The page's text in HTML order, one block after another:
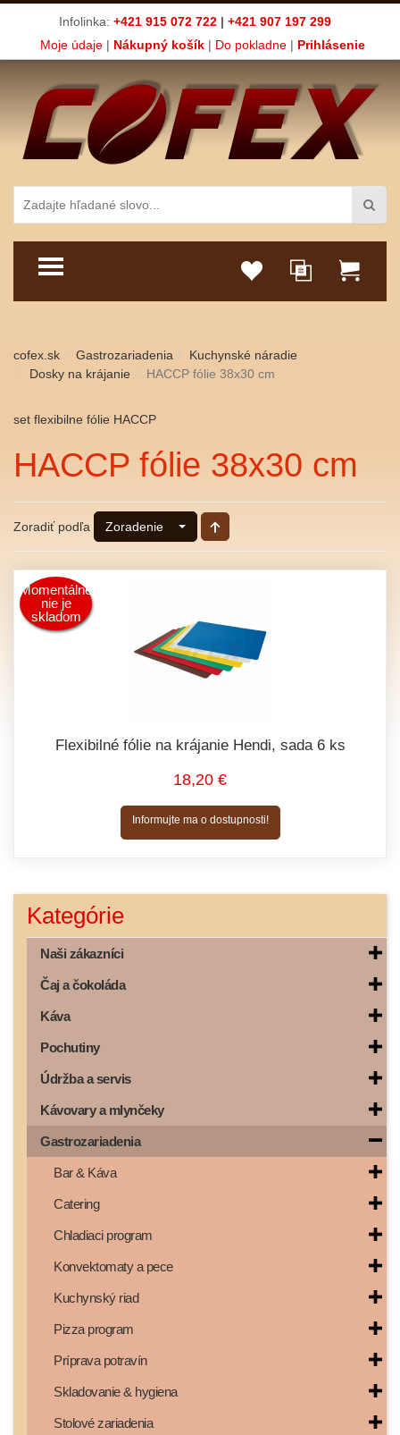
Infolinka: +421 915 072 722 | +421 907 197 299
Moje údaje| Nákupný košík| Do pokladne| Prihlásenie
TOGGLE MENU
cofex.sk Gastrozariadenia
Kuchynské náradie
Dosky na krájanie
HACCP fólie 38x30 cm
set flexibilne fólie HACCP
HACCP fólie 38x30 cm
Zoradiť podľa Zoradenie
Momentálne
nie je
skladom
Flexibilné fólie na krájanie Hendi, sada 6 ks
18,20 €
Informujte ma o dostupnosti!
Kategórie
Naši zákazníci
Čaj a čokoláda
Káva
Pochutiny
Údržba a servis
Kávovary a mlynčeky
Gastrozariadenia
Bar & Káva
Catering
Chladiaci program
Konvektomaty a pece
Kuchynský riad
Pizza program
Príprava potravín
Skladovanie & hygiena
Stolové zariadenia